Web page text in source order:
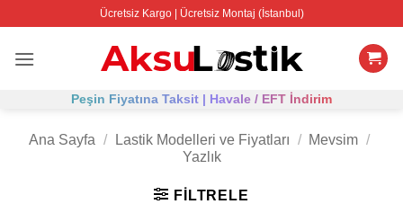
Ücretsiz Kargo | Ücretsiz Montaj (İstanbul)
Peşin Fiyatına Taksit | Havale / EFT İndirim
Ana Sayfa / Lastik Modelleri ve Fiyatları / Mevsim /
Yazlık
FILTRELE